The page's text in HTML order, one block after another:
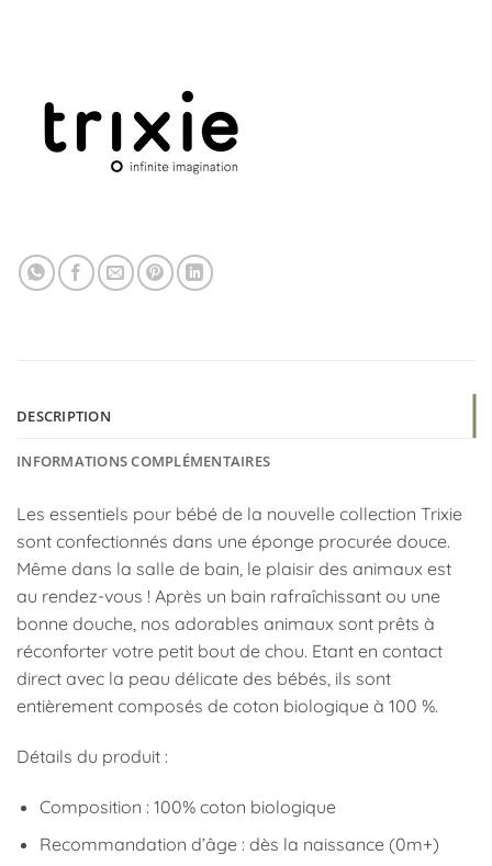
DESCRIPTION
INFORMATIONS COMPLÉMENTAIRES
Les essentiels pour bébé de la nouvelle collection Trixie
sont confectionnés dans une éponge procurée douce.
Même dans la salle de bain, le plaisir des animaux est
au rendez-vous ! Après un bain rafraîchissant ou une
bonne douche, nos adorables animaux sont prêts à
réconforter votre petit bout de chou. Etant en contact
direct avec la peau délicate des bébés, ils sont
entièrement composés de coton biologique à 100 %.
Détails du produit :
Composition : 100% coton biologique
Recommandation d’âge : dès la naissance (0m+)